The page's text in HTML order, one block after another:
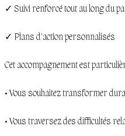
✓ Suivi renforcé tout au long du
✓ Plans d'action personnalisés
Cet accompagnement est
• Vous souhaitez transformer
• Vous traversez des difficultés